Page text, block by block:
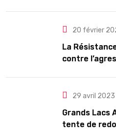
20 février
La
contre
29 avril 2023
Grands Lacs
tente de